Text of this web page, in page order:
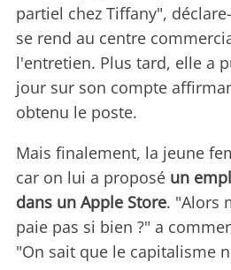
partiel chez Tiffany",
se rend au centre
l'entretien. Plus tard, elle a
jour sur son compte
obtenu le poste.
Mais finalement, la jeune
car on lui a proposé un
dans un Apple Store. "Alors
paie pas si bien ?" a
"On sait que le capitalisme